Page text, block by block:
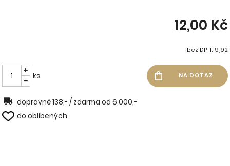
12,00 Kč
bez DPH: 9,92
ks
dopravné 138,- / zdarma od 6 000,-
do oblíbených